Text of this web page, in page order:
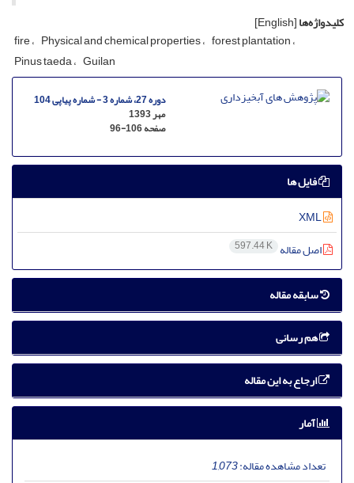
کلیدواژه‌ها[English]
fire Physical and chemical properties forest plantation
Pinus taeda Guilan
دوره 27، شماره 3 - شماره پیاپی 104
مهر 1393
صفحه96-106
فایل ها
اصل مقاله 597.44 K
سابقه مقاله
هم رسانی
ارجاع به این مقاله
آمار
تعداد مشاهده مقاله:1,073